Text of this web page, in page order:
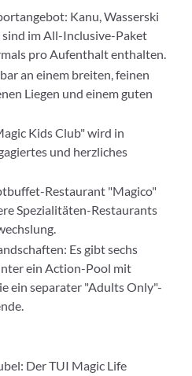
Kanu, Wasserski
im All-Inclusive-Paket
pro Aufenthalt enthalten.
an einem breiten, feinen
Liegen und einem guten
Kids Club" wird in
und herzliches
Restaurant "Magico"
Spezialitäten-Restaurants
Es gibt sechs
ein Action-Pool mit
ein separater "Adults Only"-
Der TUI Magic Life